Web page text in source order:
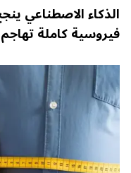
الذكاء الاصطناعي
فيروسية كاملة تهاجم